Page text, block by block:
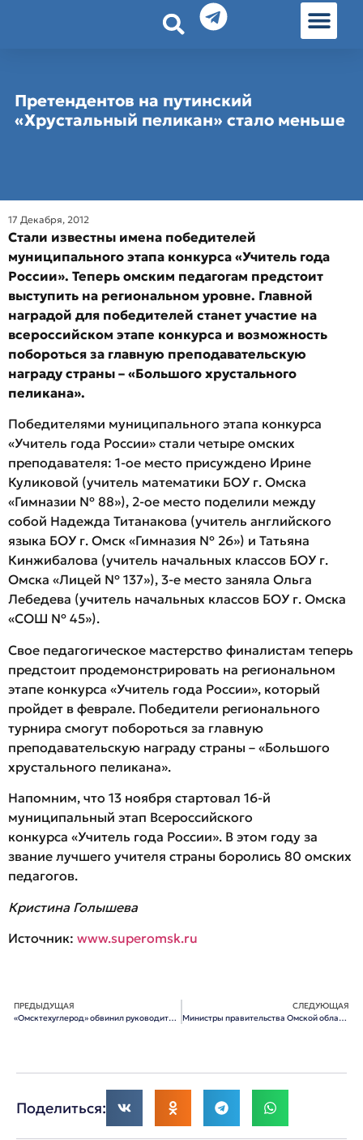
Претендентов на путинский
«Хрустальный пеликан» стало меньше
17 Декабря, 2012
Стали известны имена победителей
муниципального этапа конкурса «Учитель года
России». Теперь омским педагогам предстоит
выступить на региональном уровне. Главной
наградой для победителей станет участие на
всероссийском этапе конкурса и возможность
побороться за главную преподавательскую
награду страны – «Большого хрустального
пеликана».
Победителями муниципального этапа конкурса
«Учитель года России» стали четыре омских
преподавателя: 1-ое место присуждено Ирине
Куликовой (учитель математики БОУ г. Омска
«Гимназии № 88»), 2-ое место поделили между
собой Надежда Титанакова (учитель английского
языка БОУ г. Омск «Гимназия № 26») и Татьяна
Кинжибалова (учитель начальных классов БОУ г.
Омска «Лицей № 137»), 3-е место заняла Ольга
Лебедева (учитель начальных классов БОУ г. Омска
«СОШ № 45»).
Свое педагогическое мастерство финалистам теперь
предстоит продемонстрировать на региональном
этапе конкурса «Учитель года России», который
пройдет в феврале. Победители регионального
турнира смогут побороться за главную
преподавательскую награду страны – «Большого
хрустального пеликана».
Напомним, что 13 ноября стартовал 16-й
муниципальный этап Всероссийского
конкурса «Учитель года России». В этом году за
звание лучшего учителя страны боролись 80 омских
педагогов.
Кристина Голышева
Источник: www.superomsk.ru
ПРЕДЫДУЩАЯ
«Омсктехуглерод» обвинил руководителя омского Росприроднадзора в безответственности и непрофессионализме
СЛЕДУЮЩАЯ
Министры правительства Омской области сдали по 20 тысяч рублей на благотворительный бал
Поделиться: